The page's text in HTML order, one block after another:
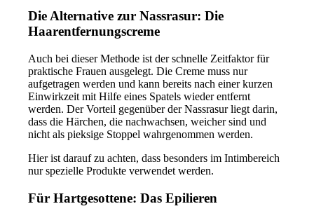
Die Alternative zur Nassrasur: Die
Haarentfernungscreme
Auch bei dieser Methode ist der schnelle Zeitfaktor für
praktische Frauen ausgelegt. Die Creme muss nur
aufgetragen werden und kann bereits nach einer kurzen
Einwirkzeit mit Hilfe eines Spatels wieder entfernt
werden. Der Vorteil gegenüber der Nassrasur liegt darin,
dass die Härchen, die nachwachsen, weicher sind und
nicht als pieksige Stoppel wahrgenommen werden.
Hier ist darauf zu achten, dass besonders im Intimbereich
nur spezielle Produkte verwendet werden.
Für Hartgesottene: Das Epilieren